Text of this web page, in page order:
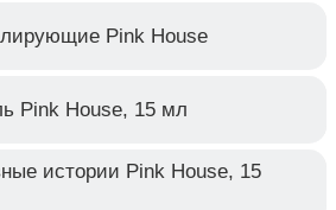
Pink House
Pink House, 15 мл
истории Pink House, 15